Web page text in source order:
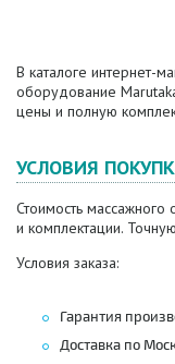
В каталоге интернет-
оборудование
цены и полную
УСЛОВИЯ
Стоимость
и комплектации.
Условия заказа:
Гарантия
Доставка по